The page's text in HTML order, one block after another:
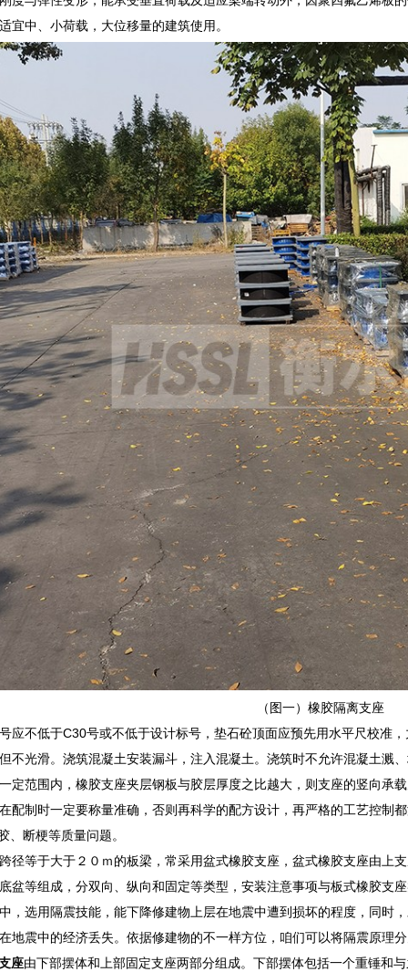
宜中、小荷载，大位移量的建筑使用。
（图一）橡胶隔离支座
应不低于C30号或不低于设计标号，垫石砼顶面应预先用水平尺校准
不光滑。浇筑混凝土安装漏斗，注入混凝土。浇筑时不允许混凝土溅
定范围内，橡胶支座夹层钢板与胶层厚度之比越大，则支座的竖向承
配制时一定要称量准确，否则再科学的配方设计，再严格的工艺控制
、断梗等质量问题。
径等于大于２０ｍ的板梁，常采用盆式橡胶支座，盆式橡胶支座由上
盆等组成，分双向、纵向和固定等类型，安装注意事项与板式橡胶支
，选用隔震技能，能下降修建物上层在地震中遭到损坏的程度，同时
地震中的经济丢失。依据修建物的不一样方位，咱们可以将隔震原理
座由下部摆体和上部固定支座两部分组成。下部摆体包括一个重锤和